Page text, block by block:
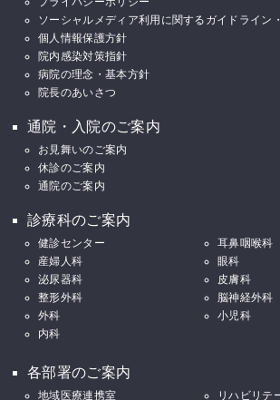
ソーシャルメディア利用に関するガイドライン
個人情報保護方針
院内感染対策指針
病院の理念・基本方針
院長のあいさつ
通院・入院のご案内
お見舞いのご案内
休診のご案内
通院のご案内
診療科のご案内
健診センター
耳鼻咽喉科
産婦人科
眼科
泌尿器科
皮膚科
整形外科
脳神経外科
外科
小児科
内科
各部署のご案内
地域医療連携室 リハビリテ